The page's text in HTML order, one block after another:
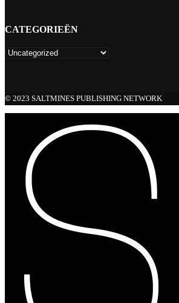
CATEGORIEËN
© 2023 SALTMINES PUBLISHING NETWORK